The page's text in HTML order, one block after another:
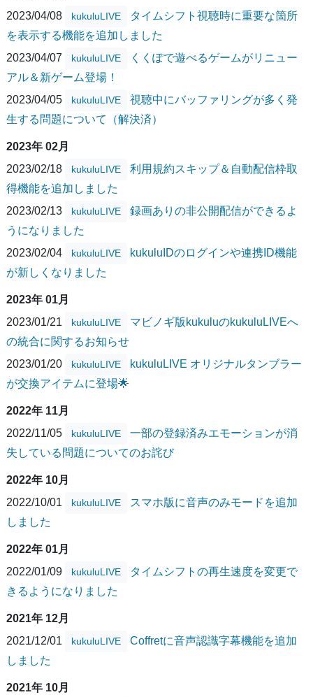
2023/04/08
kukuluLIVE
タイムシフト視聴時に重要な箇所
を表示する機能を追加しました
2023/04/07
kukuluLIVE
くくぽで遊べるゲームがリニュー
アル＆新ゲーム登場！
2023/04/05
kukuluLIVE
視聴中にバッファリングが多く発
生する問題について（解決済）
2023年 02月
2023/02/18
kukuluLIVE
利用規約スキップ＆自動配信枠取
得機能を追加しました
2023/02/13
kukuluLIVE
録画ありの非公開配信ができるよ
うになりました
2023/02/04
kukuluLIVE
kukuluIDのログインや連携ID機能
が新しくなりました
2023年 01月
2023/01/21
kukuluLIVE
マビノギ版kukuluのkukuluLIVEへ
の統合に関するお知らせ
2023/01/20
kukuluLIVE
kukuluLIVE オリジナルタンブラー
が交換アイテムに登場🌟
2022年 11月
2022/11/05
kukuluLIVE
一部の登録済みエモーションが消
失している問題についてのお詫び
2022年 10月
2022/10/01
kukuluLIVE
スマホ版に音声のみモードを追加
しました
2022年 01月
2022/01/09
kukuluLIVE
タイムシフトの再生速度を変更で
きるようになりました
2021年 12月
2021/12/01
kukuluLIVE
Coffretに音声認識字幕機能を追加
しました
2021年 10月